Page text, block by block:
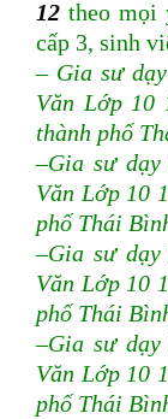
12 theo mọi
cấp 3, sinh
– Gia sư
Văn Lớp 10
thành phố
–Gia sư
Văn Lớp 10
phố Thái
–Gia sư
Văn Lớp 10
phố Thái
–Gia sư
Văn Lớp 10
phố Thái